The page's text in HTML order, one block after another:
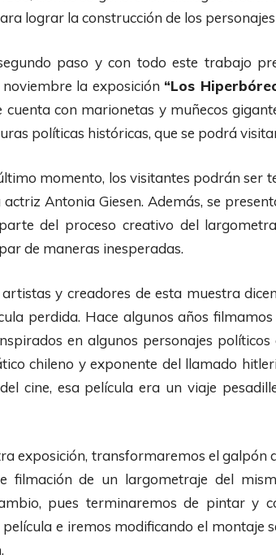
lograr la construcción de los
paso y con todo este trabajo
la exposición “Los
cuenta con marionetas y muñecos
políticas históricas, que se podrá
momento, los visitantes podrán ser
Antonia Giesen. Además, se
del proceso creativo del
de maneras inesperadas.
y creadores de esta muestra
perdida. Hace algunos años
en algunos personajes
chileno y exponente del llamado
cine, esa película era un viaje
exposición, transformaremos el galpón
filmación de un largometraje del
pues terminaremos de pintar y
e iremos modificando el montaje